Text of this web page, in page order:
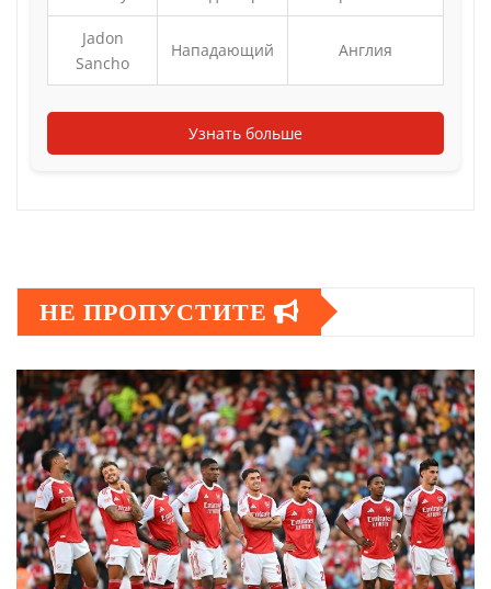
Jadon
Sancho
Нападающий Англия
Узнать больше
НЕ ПРОПУСТИТЕ